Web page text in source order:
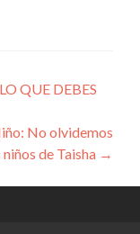
QUE DEBES
No olvidemos
niños de Taisha →